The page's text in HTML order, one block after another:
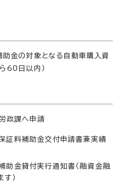
助金の対象となる自動車購入資
60日以内）
政課へ申請
証料補助金交付申請書兼実績
助金貸付実行通知書（融資金融
）